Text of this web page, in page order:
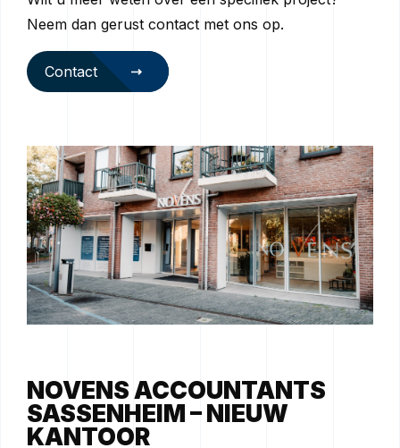
Neem dan gerust contact met ons op.
Contact
NOVENS ACCOUNTANTS
SASSENHEIM – NIEUW
KANTOOR